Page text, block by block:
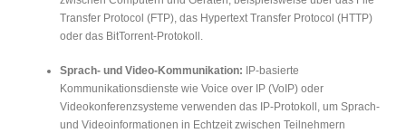
Transfer Protocol (FTP), das Hypertext Transfer Protocol (HTTP)
oder das BitTorrent-Protokoll.
Sprach- und Video-Kommunikation:
IP-basierte
Kommunikationsdienste wie Voice over IP (VoIP) oder
Videokonferenzsysteme verwenden das IP-Protokoll, um Sprach-
und Videoinformationen in Echtzeit zwischen Teilnehmern